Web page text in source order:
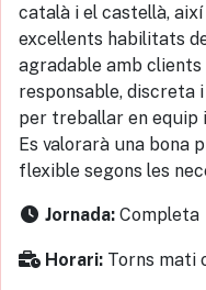
català i el castellà, així
excel·lents habilitats
agradable amb clients
responsable, discreta
per treballar en
Es valorarà una bona
flexible segons les
Jornada: Completa
Horari: Torns mati